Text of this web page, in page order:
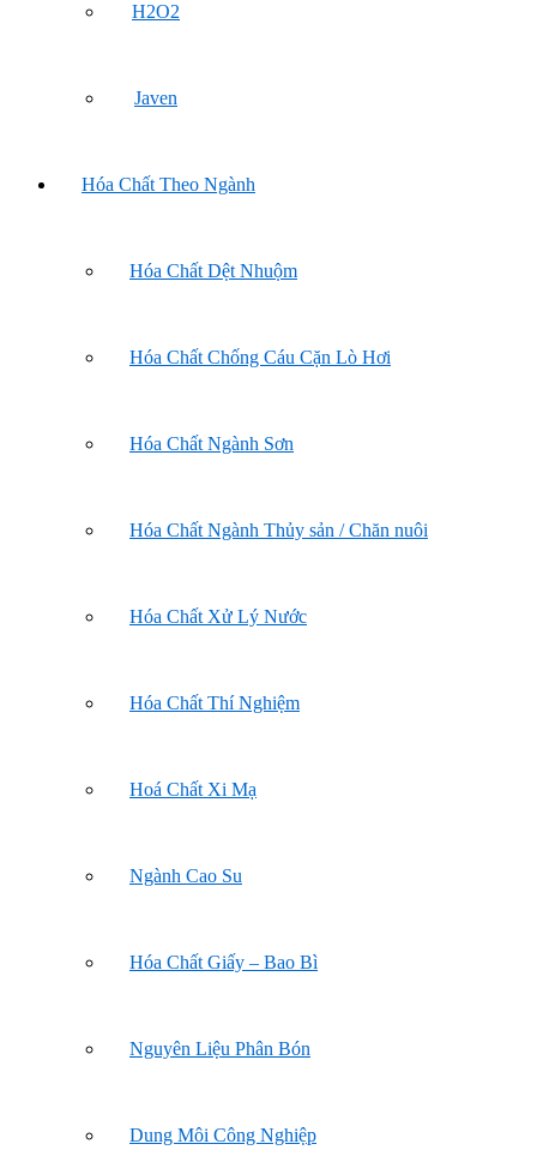
H2O2
Javen
Hóa Chất Theo Ngành
Hóa Chất Dệt Nhuộm
Hóa Chất Chống Cáu Cặn Lò Hơi
Hóa Chất Ngành Sơn
Hóa Chất Ngành Thủy sản / Chăn nuôi
Hóa Chất Xử Lý Nước
Hóa Chất Thí Nghiệm
Hoá Chất Xi Mạ
Ngành Cao Su
Hóa Chất Giấy – Bao Bì
Nguyên Liệu Phân Bón
Dung Môi Công Nghiệp